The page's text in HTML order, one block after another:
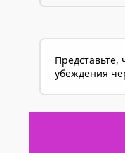
убеждения